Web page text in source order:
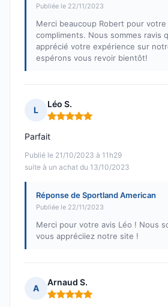
Publiée le 22/11/2023
Merci beaucoup Robert pour
compliments. Nous sommes ravis
apprécié votre expérience sur
espérons vous revoir bientôt!
L
Léo S.
Note : 5 sur 5
Publié le 21/10/2023 à 11h29
suite à un achat du 13/10/2023
Parfait
Réponse de Sportland American
Publiée le 22/11/2023
Merci pour votre avis Léo ! Nous
vous appréciiez notre site !
A
Arnaud S.
Note : 5 sur 5